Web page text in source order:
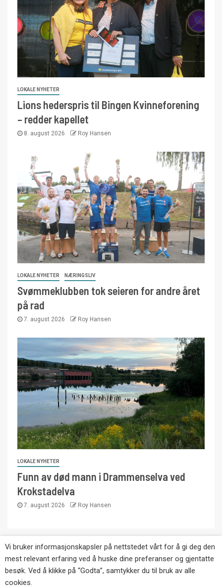
LOKALE NYHETER
Lions hederspris til Bingen Kvinneforening
– redder kapellet
8. august 2026 Roy Hansen
LOKALE NYHETER NÆRINGSLIV
Svømmeklubben tok seieren for andre året
på rad
7. august 2026 Roy Hansen
LOKALE NYHETER
Funn av død mann i Drammenselva ved
Krokstadelva
7. august 2026 Roy Hansen
Copyright © Eikernytt.no utgis av Roy’s
Pressetjeneste. Kopiering av tekst, bilder og
annonser er ikke tillatt uten etter avtale med utgiver.
Vi bruker informasjonskapsler på nettstedet vårt for å gi deg den
mest relevant erfaring ved å huske dine preferanser og gjentatte
besøk. Ved å klikke på “Godta”, samtykker du til bruk av alle
cookies.